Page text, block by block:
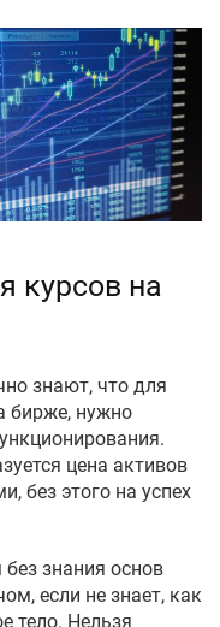
курсов на
знают, что для
бирже, нужно
цена активов
без этого на успех
знания основ
если не знает, как
тело. Нельзя